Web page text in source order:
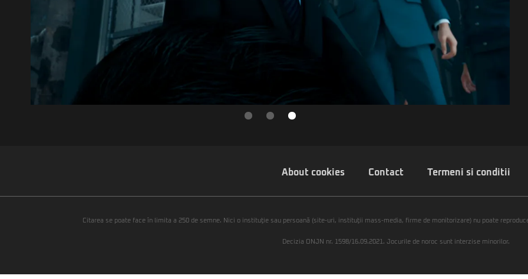
About cookies Contact Termeni si conditii
Citarea se poate face în limita a 250 de semne. Nici o instituţie sau persoană (site-uri, instituţii mass-media, firme de monitorizare) nu poate
Decizia ONJN nr. 1598/16.09.2021. Jocurile de noroc sunt interzise minorilor.